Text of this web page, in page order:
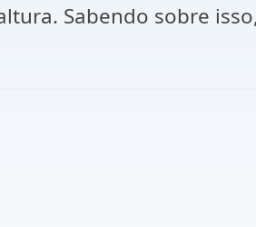
Sabendo sobre